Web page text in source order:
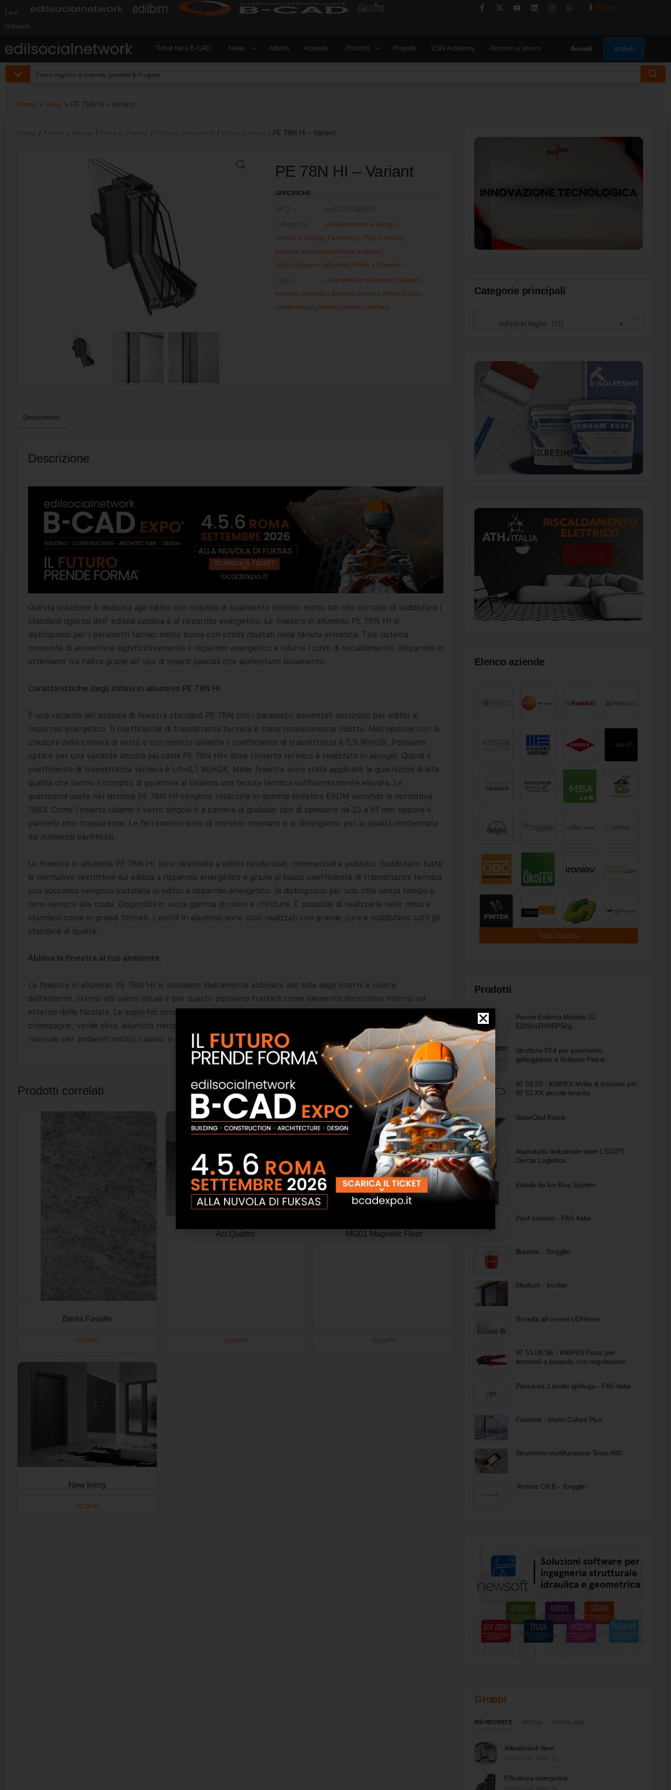
Live
Network
Italiano
Ticket fiera B-CAD News Attività Aziende Prodotti Progetti ESN Academy Annunci e lavoro Accedi Iscriviti
Home » Shop » PE 78N HI – Variant
/ / / / / PE 78N HI – Variant
PE 78N HI – Variant
SPECIFICHE
Arredamento e design
Arredo e design Finestre in PVC Finiture
Infissi e serramenti Infissi in legno
Infissi in legno-alluminio Porte e finestre
alluminio arredamento design
ermetici ermetico finestra finestre infissi infisso
moderno pvc termici termico variant
Descrizione
Descrizione
Questa soluzione è dedicata agli edifici con requisiti di isolamento termico molto alti che cercano di soddisfare i
standard rigorosi dell’ edilizia passiva e al risparmio energetico. Le finestre in alluminio PE 78N HI si
distinguono per i parametri tecnici molto buoni con ottimi risultati nella tenuta ermetica. Tale sistema
consente di aumentare significativamente il risparmio energetico e ridurre i costi di riscaldamento. Risparmio lo
otteniamo tra l’altro grazie all’ uso di inserti speciali che aumentano isolamento.
Caratteristiche degli infissi in alluminio PE 78N HI
È una variante del sistema di finestre standard PE 78N con i parametri aumentati destinato per edifici al
risparmio energetico. Il coefficiente di trasmittanza termica è stato notevolmente ridotto. Nell’opzione con la
chiusura della camera di vetro e con inserto isolante il coefficiente di trasmittanza è 0,9 W/m2K. Possiamo
optare per una variante ancora più calda PE 78N HI+ dove l’inserto termico è realizzato in aerogel. Quindi il
coefficiente di trasmittanza termica è Uf=0,7 W/m2K. Nelle finestre sono state applicate le guarnizioni di alta
qualità che hanno il compito di garantire al sistema una tenuta termica sufficientemente elevata. Le
guarnizioni usate nel sistema PE 78N HI vengono realizzate in gomma sintetica EPDM secondo la normativa
7863. Come l’inserto usiamo il vetro singolo o a camere di qualsiasi tipo di spessore da 23 a 61 mm oppure il
pannello non trasparente. Le ferramenta sono di marchio rinomato e si distinguono per la qualità confermata
dai numerosi certificati.
Le finestre in alluminio PE 78N HI sono destinate a edifici residenziali, commerciali e pubblici. Soddisfano tutte
le normative restrittive sul edilizia a risparmio energetico e grazie al basso coefficiente di trasmittanza termica
con successo vengono installate in edifici a risparmio energetico. Si distinguono per uno stile senza tempo e
sono sempre alla moda. Disponibili in vasta gamma di colori e rifiniture. È possibile di realizzarle nelle misure
standard come in grandi formati. I profili in alluminio sono stati realizzati con grande cura e soddisfano tutti gli
standard di qualità.
Abbina la finestra al tuo ambiente.
Le finestre in alluminio PE 78N HI le possiamo liberamente abbinare allo stile degli interni e colore
dell’esterno. Hanno alti valori visuali e per questo possiamo trattarli come elemento decorativo interno ed
esterno della facciata. Le superfici sono verniciate a spruzzo con i colori RAL o anodizzati nelle opzioni
champagne, verde oliva, alluminio naturale, bronzo e oro. Inoltre è possibile avere le smaltature effetto legno
naturale per ambienti rustici, classici o scandinavi.
Prodotti correlati
Beola Favalle
SCOPRI
Aci Quattro
SCOPRI
MG01 Magnetic Floor
SCOPRI
New living
SCOPRI
Categorie principali
×
Infissi in legno (11)
Elenco aziende
Tutti i brands
Prodotti
Parete Esterna Modulo JJ
E200cLR40EPScg
Struttura ST4 per pavimento
galleggiante e flottante Petral
97 59 20 - KNIPEX Molla di trazione per
97 52 XX piccolo brunita
SolarClad Kalzip
Aspiratutto industriale viper LSU375
Dercar Logistica
Estella de lux Biva System
Pouf rotondo - FAS Italia
Breathe - Torggler
Medium - Ironlev
Torretta all-in-one UDHome
97 53 08 SB - KNIPEX Pinza per
terminali a bussola, con regolazione
brunita 190 mm
Panca da 1 posto ignifuga - FAS Italia
Faraone - Maior Colors Plus
Strumento multifunzione Testo 400
Termoz CN 8 - Torggler
Gruppi
PIÙ RECENTE
Allestimenti fiere
Efficienza energetica